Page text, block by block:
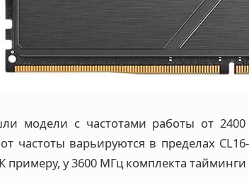
модели с частотами работы от
частоты варьируются в пределах
примеру, у 3600 МГц комплекта